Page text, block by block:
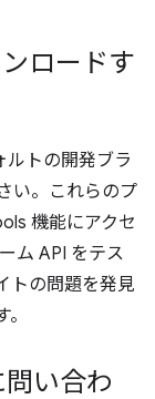
ロードす
ルトの開発ブラ
い。これらのプ
機能にアクセ
ム API をテス
トの問題を発見
い合わ